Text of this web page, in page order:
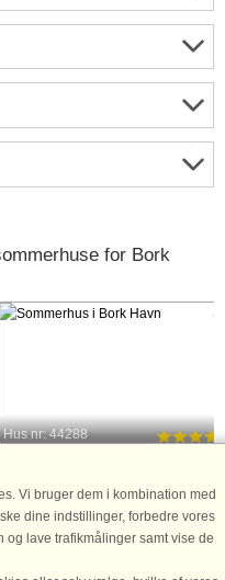
for Bork
Hus nr: 44288
6 personer, 105 m²
5 m til kyst.
Velkommen til en helt speciel ferie
Vi bruger dem i kombination med
dine indstillinger, forbedre vores
og lave trafikmålinger samt vise de